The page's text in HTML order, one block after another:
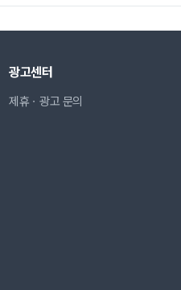
광고센터
제휴ㆍ광고 문의